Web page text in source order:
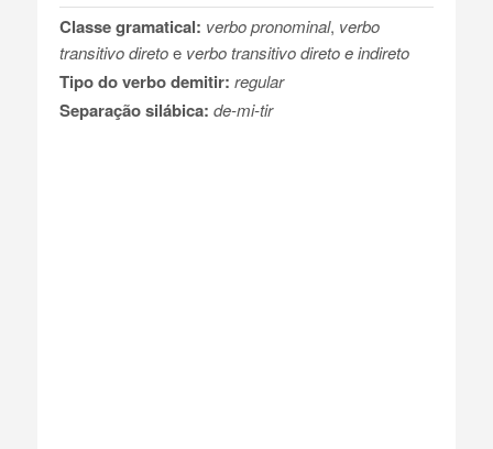
Classe gramatical: verbo pronominal, verbo
transitivo diretoe verbo transitivo direto e indireto
Tipo do verbo demitir: regular
Separação silábica: de-mi-tir